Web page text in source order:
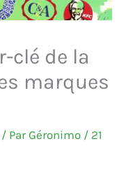
clé de la
marques
/ Par Géronimo / 21